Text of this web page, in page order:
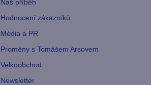
Náš příběh
Hodnocení zákazníků
Média a PR
Proměny s Tomášem Arsovem
Velkoobchod
Newsletter